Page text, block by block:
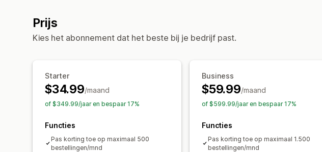
Prijs
Kies het abonnement dat het beste bij je bedrijf past.
Starter
$34.99/maand
of $349.99/jaar en bespaar 17%
Functies
Pas korting toe op maximaal 500
bestellingen/mnd
Business
$59.99/maand
of $599.99/jaar en bespaar 17%
Functies
Pas korting toe op maximaal 1.500
bestellingen/mnd